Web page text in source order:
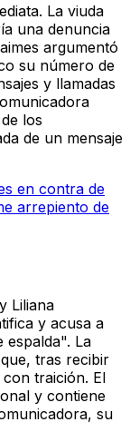
La viuda
una denuncia
argumentó
su número de
y llamadas
los
de un mensaje
en contra de
arrepiento de
Liliana
y acusa a
espalda". La
tras recibir
con traición. El
y contiene
su